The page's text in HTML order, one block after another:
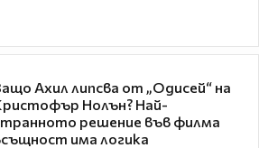
Ахил липсва от „Одисей“ на
Нолън? Най-
решение във филма
има логика